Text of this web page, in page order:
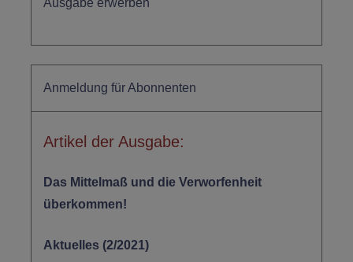
Ausgabe erwerben
Anmeldung für Abonnenten
Artikel der Ausgabe:
Das Mittelmaß und die Verworfenheit
überkommen!
Aktuelles (2/2021)